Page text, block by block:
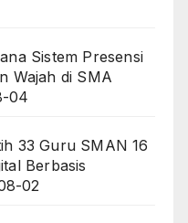
Sistem Presensi
Wajah di SMA
04
33 Guru SMAN 16
Berbasis
02